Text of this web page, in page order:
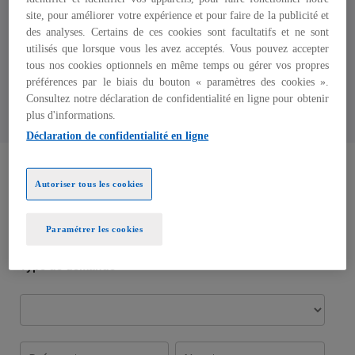
Directeur, MAPP
KPMG en France
s
’
o
v
a
n
site, pour améliorer votre expérience et pour faire de la publicité et
des analyses. Certains de ces cookies sont facultatifs et ne sont
utilisés que lorsque vous les avez acceptés. Vous pouvez accepter
tous nos cookies optionnels en même temps ou gérer vos propres
préférences par le biais du bouton « paramètres des cookies ».
Consultez notre déclaration de confidentialité en ligne pour obtenir
plus d'informations.
Déclaration de confidentialité en ligne
Paramétrer les cookies
Autoriser tous les cookies